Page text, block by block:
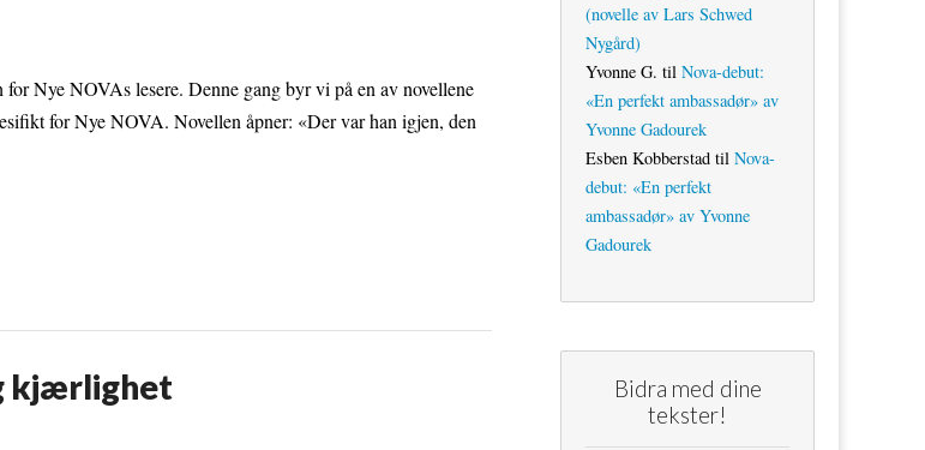
Nye NOVAs lesere. Denne gang byr vi på en av novellene
for Nye NOVA. Novellen åpner: «Der var han igjen, den
kjærlighet
(novelle av Lars Schwed
Nygård)
Yvonne G. til Nova-debut:
«En perfekt ambassadør» av
Yvonne Gadourek
Esben Kobberstad til Nova-
debut: «En perfekt
ambassadør» av Yvonne
Gadourek
Bidra med dine
tekster!